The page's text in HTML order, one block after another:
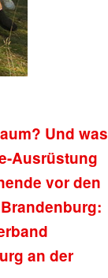
Und was
Ausrüstung
vor den
an der